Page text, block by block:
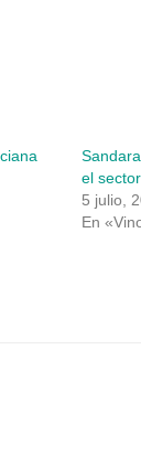
el
5 julio,
En